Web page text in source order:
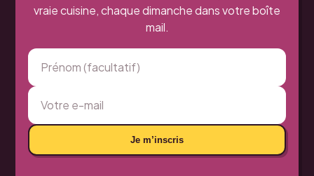
vraie cuisine, chaque dimanche dans votre boîte
mail.
Je m’inscris